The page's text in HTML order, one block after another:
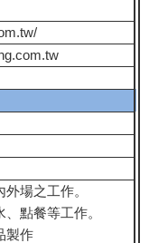
場之工作。
點餐等工作。
製作